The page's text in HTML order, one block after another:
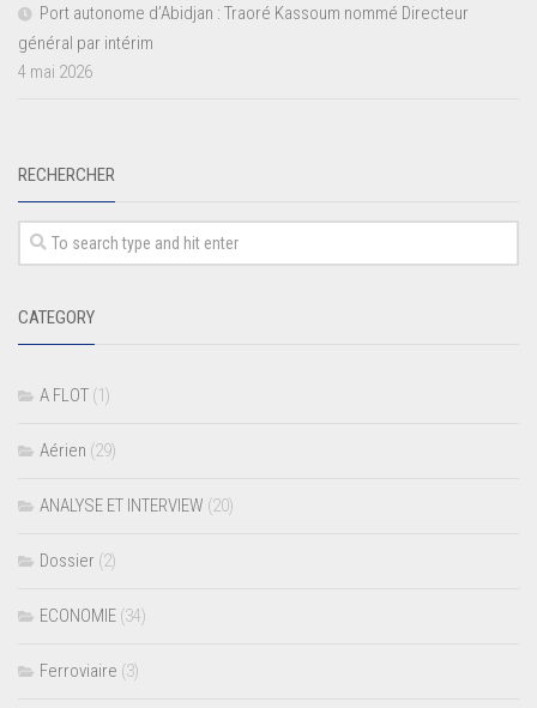
Port autonome d’Abidjan : Traoré Kassoum nommé Directeur
général par intérim
4 mai 2026
RECHERCHER
CATEGORY
A FLOT (1)
Aérien (29)
ANALYSE ET INTERVIEW (20)
Dossier (2)
ECONOMIE (34)
Ferroviaire (3)